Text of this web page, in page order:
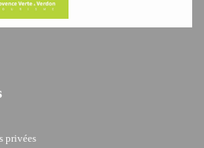
privées